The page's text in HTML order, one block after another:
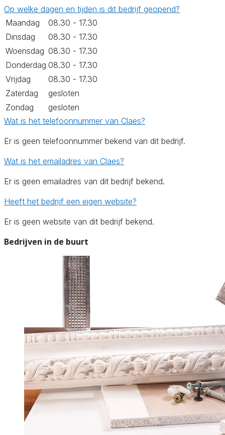
Op welke dagen en tijden is dit bedrijf geopend?
Maandag
08.30 - 17.30
Dinsdag
08.30 - 17.30
Woensdag 08.30 - 17.30
Donderdag 08.30 - 17.30
Vrijdag
08.30 - 17.30
Zaterdag
gesloten
Zondag
gesloten
Wat is het telefoonnummer van Claes?
Er is geen telefoonnummer bekend van dit bedrijf.
Wat is het emailadres van Claes?
Er is geen emailadres van dit bedrijf bekend.
Heeft het bedrijf een eigen website?
Er is geen website van dit bedrijf bekend.
Bedrijven in de buurt